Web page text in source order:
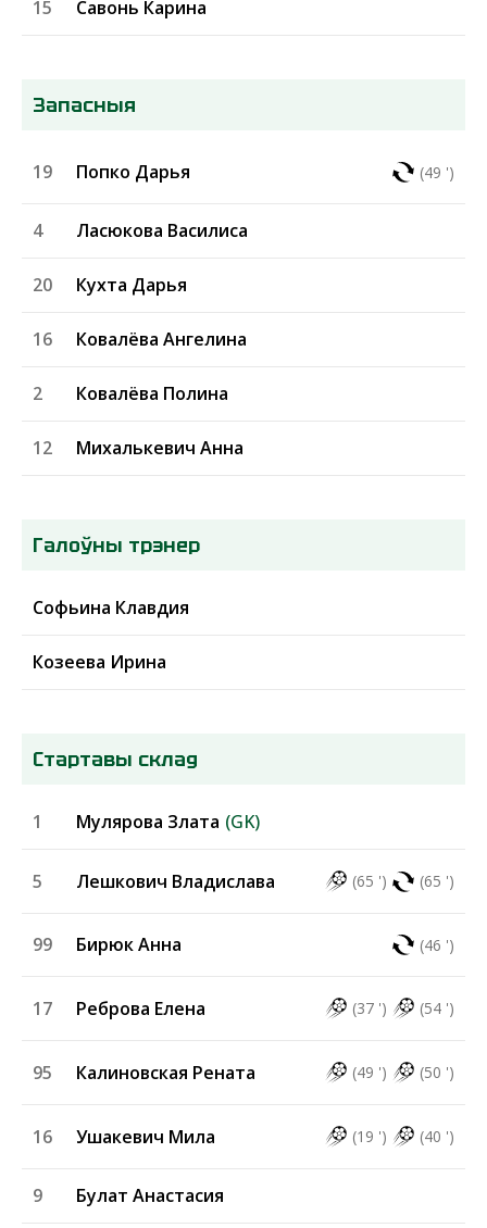
Савонь Карина
15
Запасныя
(49 ')
Попко Дарья
19
Ласюкова Василиса
4
Кухта Дарья
20
Ковалёва Ангелина
16
Ковалёва Полина
2
Михалькевич Анна
12
Галоўны трэнер
Софьина Клавдия
Козеева Ирина
Стартавы склад
(GK)
Мулярова Злата
1
(65 ') (65 ')
Лешкович Владислава
5
(46 ')
Бирюк Анна
99
(37 ') (54 ')
Реброва Елена
17
(49 ') (50 ')
Калиновская Рената
95
(19 ') (40 ')
Ушакевич Мила
16
Булат Анастасия
9